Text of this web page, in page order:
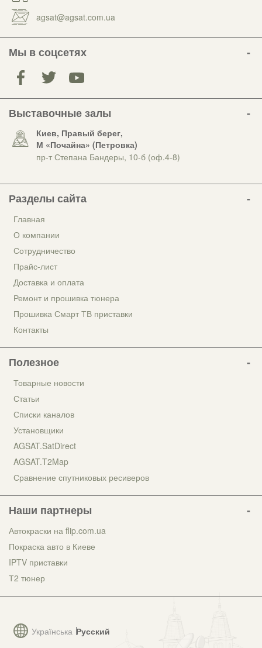
agsat@agsat.com.ua
Мы в соцсетях
Выставочные залы
Киев, Правый берег,
М «Почайна» (Петровка)
пр-т Степана Бандеры, 10-б (оф.4-8)
Українська Русский
Разделы сайта
Главная
О компании
Сотрудничество
Прайс-лист
Доставка и оплата
Ремонт и прошивка тюнера
Прошивка Смарт ТВ приставки
Контакты
Полезное
Товарные новости
Статьи
Списки каналов
Установщики
AGSAT.SatDirect
AGSAT.T2Map
Сравнение спутниковых ресиверов
Наши партнеры
Автокраски на flip.com.ua
Покраска авто в Киеве
IPTV приставки
Т2 тюнер